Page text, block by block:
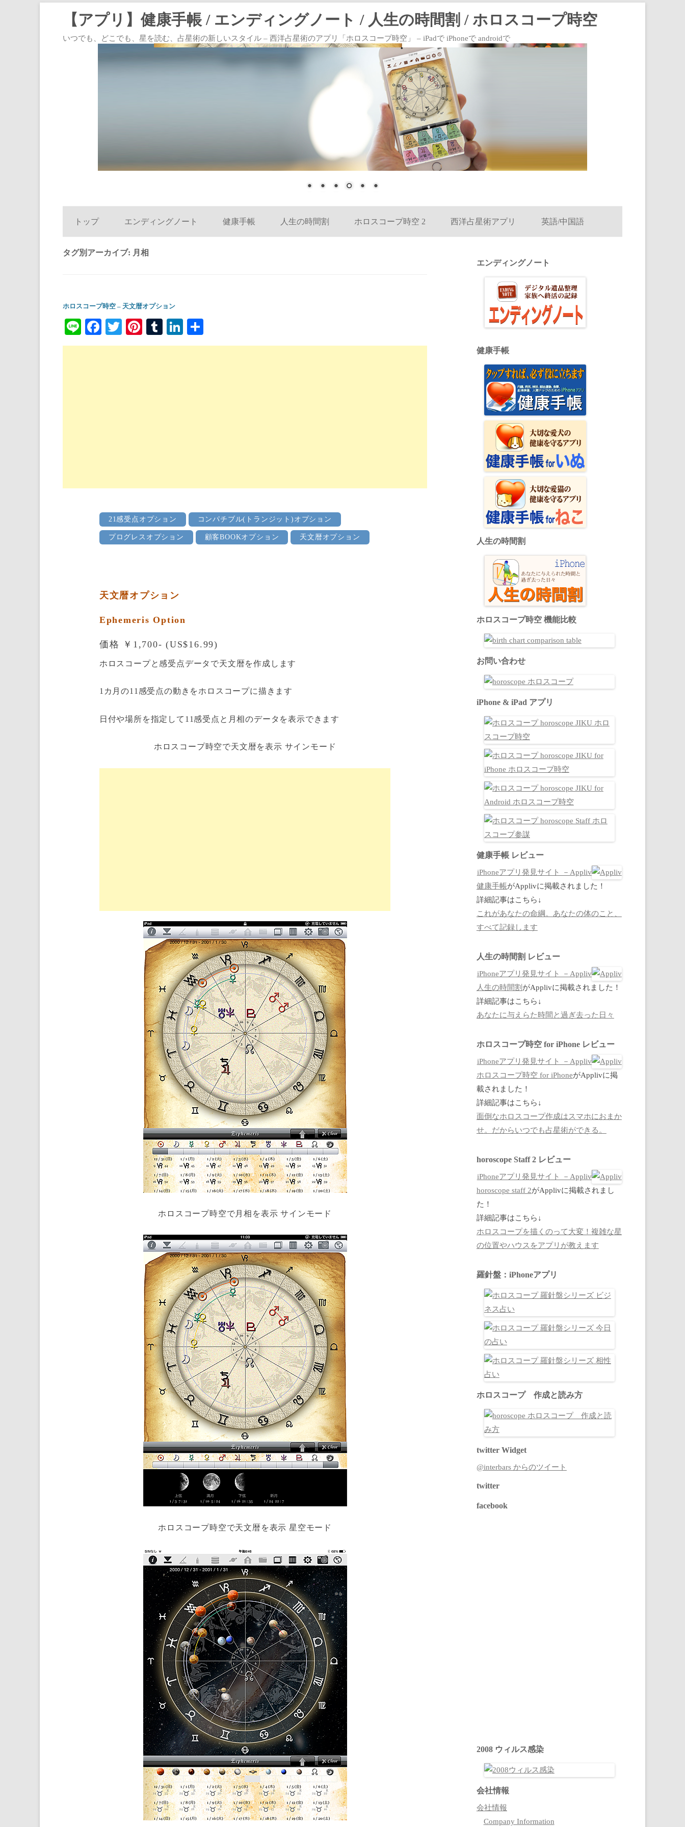
【アプリ】健康手帳 / エンディングノート / 人生の時間割 / ホロスコープ時空
いつでも、どこでも、星を読む、占星術の新しいスタイル – 西洋占星術のアプリ「ホロスコープ時空」 – iPadで iPhoneで androidで
トップ
エンディングノート 健康手帳 人生の時間割 ホロスコープ時空 2 西洋占星術アプリ 英語/中国語
タグ別アーカイブ: 月相
ホロスコープ時空 – 天文暦オプション
Li
ne
Fa
ce
T
wi
Pi
nt
T
u
Li
nk 有
21感受点オプション コンパチブル(トランジット)オプション
プログレスオプション 顧客BOOKオプション 天文暦オプション
天文暦オプション
Ephemeris Option
価格 ￥1,700- (US$16.99)
ホロスコープと感受点データで天文暦を作成します
1カ月の11感受点の動きをホロスコープに描きます
日付や場所を指定して11感受点と月相のデータを表示できます
ホロスコープ時空で天文暦を表示 サインモード
ホロスコープ時空で月相を表示 サインモード
ホロスコープ時空で天文暦を表示 星空モード
エンディングノート
健康手帳
人生の時間割
ホロスコープ時空 機能比較
お問い合わせ
iPhone & iPad アプリ
健康手帳 レビュー
iPhoneアプリ発見サイト －Appliv
健康手帳がApplivに掲載されました！
詳細記事はこちら↓
これがあなたの命綱。あなたの体のこと、
すべて記録します
人生の時間割 レビュー
iPhoneアプリ発見サイト －Appliv
人生の時間割 がApplivに掲載されました！
詳細記事はこちら↓
あなたに与えらた時間と過ぎ去った日々
ホロスコープ時空 for iPhone レビュー
iPhoneアプリ発見サイト －Appliv
ホロスコープ時空 for iPhoneがApplivに掲
載されました！
詳細記事はこちら↓
面倒なホロスコープ作成はスマホにおまか
せ。だからいつでも占星術ができる。
horoscope Staff 2 レビュー
iPhoneアプリ発見サイト －Appliv
horoscope staff 2がApplivに掲載されまし
た！
詳細記事はこちら↓
ホロスコープを描くのって大変！複雑な星
の位置やハウスをアプリが教えます
羅針盤：iPhoneアプリ
ホロスコープ 作成と読み方
twitter Widget
@interbars からのツイート
twitter
facebook
2008 ウィルス感染
会社情報
会社情報
Company Information